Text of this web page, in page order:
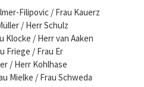
Filipovic / Frau Kauerz
/ Herr Schulz
Klocke / Herr van Aaken
Friege / Frau Er
/ Herr Kohlhase
Mielke / Frau Schweda